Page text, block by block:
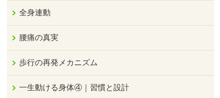
全身連動
腰痛の真実
歩行の再発メカニズム
一生動ける身体④｜習慣と設計